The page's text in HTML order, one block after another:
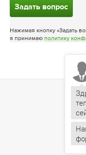
Задать вопрос
Нажимая кнопку «Задать
я принимаю политику